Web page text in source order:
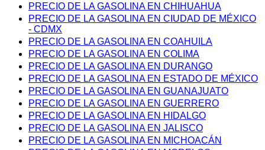
PRECIO DE LA GASOLINA EN CHIHUAHUA
PRECIO DE LA GASOLINA EN CIUDAD DE MÉXICO
- CDMX
PRECIO DE LA GASOLINA EN COAHUILA
PRECIO DE LA GASOLINA EN COLIMA
PRECIO DE LA GASOLINA EN DURANGO
PRECIO DE LA GASOLINA EN ESTADO DE MÉXICO
PRECIO DE LA GASOLINA EN GUANAJUATO
PRECIO DE LA GASOLINA EN GUERRERO
PRECIO DE LA GASOLINA EN HIDALGO
PRECIO DE LA GASOLINA EN JALISCO
PRECIO DE LA GASOLINA EN MICHOACÁN